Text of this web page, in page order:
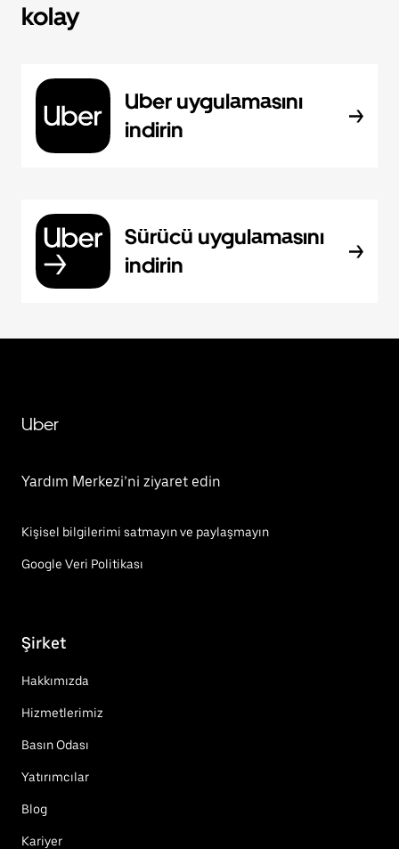
kolay
Uber uygulamasını
indirin
Sürücü uygulamasını
indirin
Uber
Yardım Merkezi’ni ziyaret edin
Kişisel bilgilerimi satmayın ve paylaşmayın
Google Veri Politikası
Şirket
Hakkımızda
Hizmetlerimiz
Basın Odası
Yatırımcılar
Blog
Kariyer